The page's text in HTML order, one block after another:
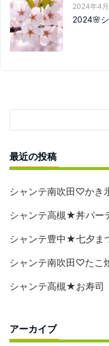
2024年4月
2024🌸
最近の投稿
シャンテ南吹田♡かき
シャンテ高槻★丼パー
シャンテ豊中★七夕ま
シャンテ南吹田♡たこ
シャンテ高槻★お寿司
アーカイブ